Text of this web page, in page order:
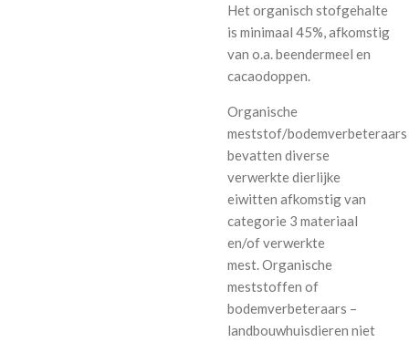
Het organisch stofgehalte
is minimaal 45%, afkomstig
van o.a. beendermeel en
cacaodoppen.
Organische
meststof/bodemverbeteraars
bevatten diverse
verwerkte dierlijke
eiwitten afkomstig van
categorie 3 materiaal
en/of verwerkte
mest. Organische
meststoffen of
bodemverbeteraars –
landbouwhuisdieren niet